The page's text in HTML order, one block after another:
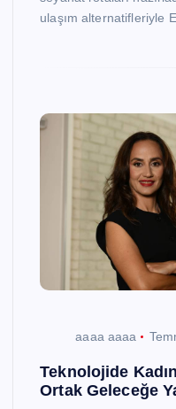
ulaşım alternatifleriyle
aaaa aaaa
Teknolojide
Ortak Geleceğe